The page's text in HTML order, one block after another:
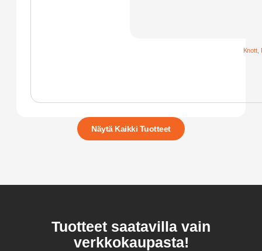
Näytä Kaikki Tuotteet
Knott
Tuotteet saatavilla vain
verkkokaupasta!